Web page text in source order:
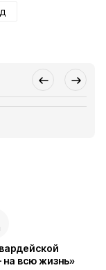
всю жизнь»